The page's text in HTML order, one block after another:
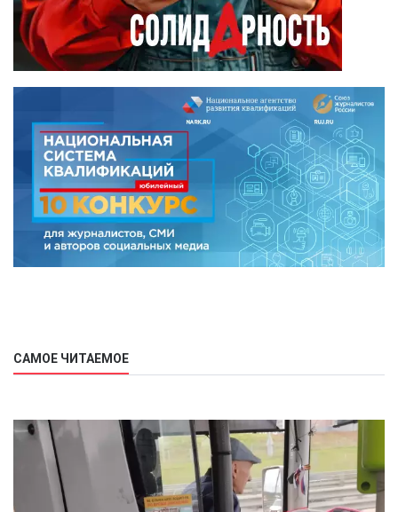
САМОЕ ЧИТАЕМОЕ